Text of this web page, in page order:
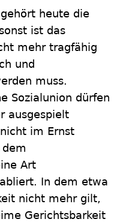
heute die
ist das
mehr tragfähig
und
muss.
Sozialunion dürfen
ausgespielt
im Ernst
Art
In dem etwa
nicht mehr gilt,
Gerichtsbarkeit